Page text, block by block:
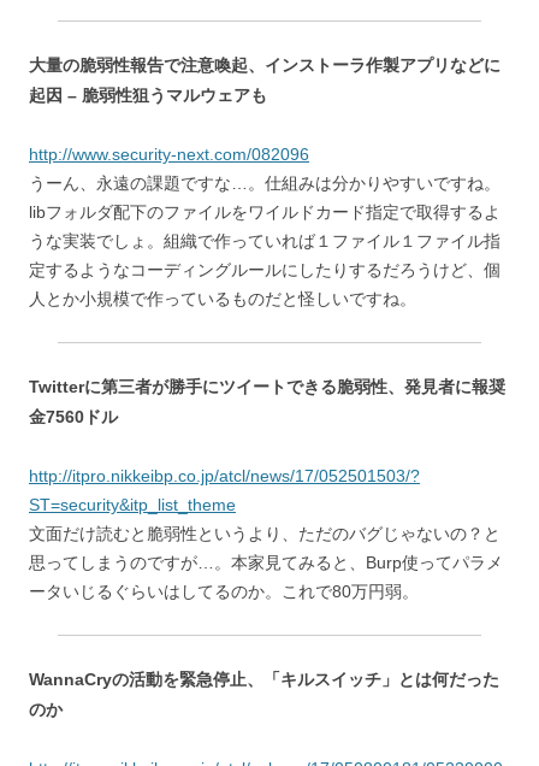
大量の脆弱性報告で注意喚起、インストーラ作製アプリなどに
起因 – 脆弱性狙うマルウェアも
http://www.security-next.com/082096
うーん、永遠の課題ですな…。仕組みは分かりやすいですね。
libフォルダ配下のファイルをワイルドカード指定で取得するよ
うな実装でしょ。組織で作っていれば１ファイル１ファイル指
定するようなコーディングルールにしたりするだろうけど、個
人とか小規模で作っているものだと怪しいですね。
Twitterに第三者が勝手にツイートできる脆弱性、発見者に報奨
金7560ドル
http://itpro.nikkeibp.co.jp/atcl/news/17/052501503/?
ST=security&itp_list_theme
文面だけ読むと脆弱性というより、ただのバグじゃないの？と
思ってしまうのですが…。本家見てみると、Burp使ってパラメ
ータいじるぐらいはしてるのか。これで80万円弱。
WannaCryの活動を緊急停止、「キルスイッチ」とは何だった
のか